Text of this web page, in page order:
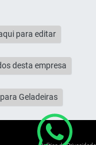
para editar
desta empresa
Geladeiras